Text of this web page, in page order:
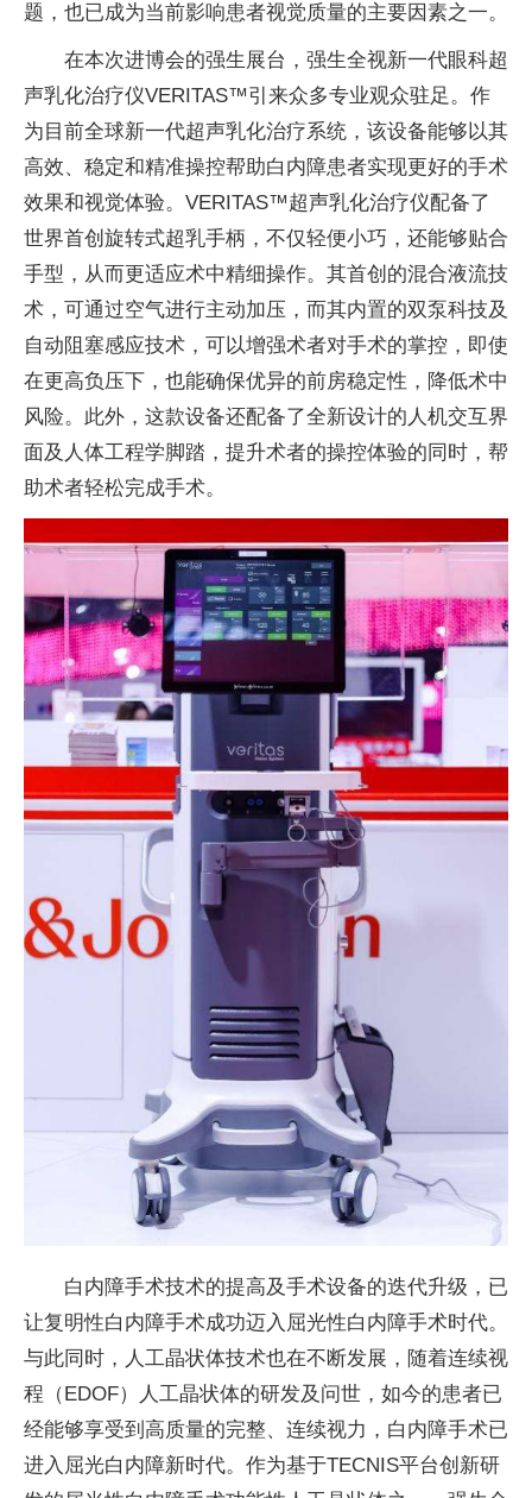
题，也已成为当前影响患者视觉质量的主要因素之一。
在本次进博会的强生展台，强生全视新一代眼科超
声乳化治疗仪VERITAS™引来众多专业观众驻足。作
为目前全球新一代超声乳化治疗系统，该设备能够以其
高效、稳定和精准操控帮助白内障患者实现更好的手术
效果和视觉体验。VERITAS™超声乳化治疗仪配备了
世界首创旋转式超乳手柄，不仅轻便小巧，还能够贴合
手型，从而更适应术中精细操作。其首创的混合液流技
术，可通过空气进行主动加压，而其内置的双泵科技及
自动阻塞感应技术，可以增强术者对手术的掌控，即使
在更高负压下，也能确保优异的前房稳定性，降低术中
风险。此外，这款设备还配备了全新设计的人机交互界
面及人体工程学脚踏，提升术者的操控体验的同时，帮
助术者轻松完成手术。
白内障手术技术的提高及手术设备的迭代升级，已
让复明性白内障手术成功迈入屈光性白内障手术时代。
与此同时，人工晶状体技术也在不断发展，随着连续视
程（EDOF）人工晶状体的研发及问世，如今的患者已
经能够享受到高质量的完整、连续视力，白内障手术已
进入屈光白内障新时代。作为基于TECNIS平台创新研